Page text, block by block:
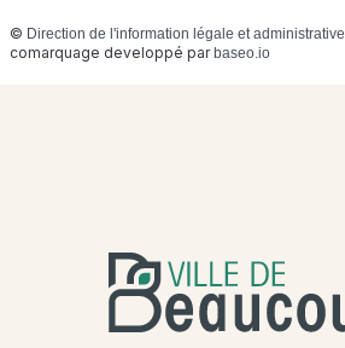
© Direction de l'information légale et administrative
comarquage developpé par baseo.io